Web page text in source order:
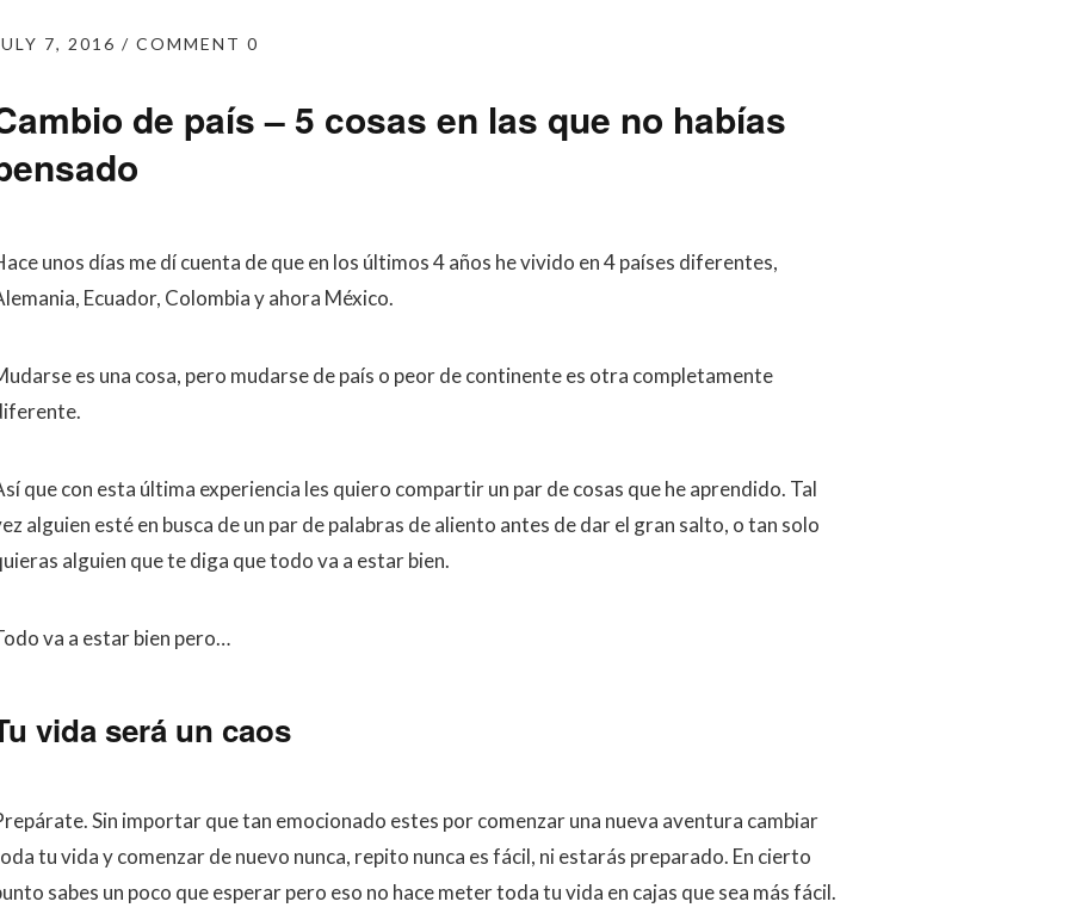
7, 2016 COMMENT 0
de país – 5 cosas en las que no habías
unos días me dí cuenta de que en los últimos 4 años he vivido en 4 países diferentes,
Ecuador, Colombia y ahora México.
es una cosa, pero mudarse de país o peor de continente es otra completamente
que con esta última experiencia les quiero compartir un par de cosas que he aprendido. Tal
alguien esté en busca de un par de palabras de aliento antes de dar el gran salto, o tan solo
alguien que te diga que todo va a estar bien.
va a estar bien pero…
vida será un caos
Sin importar que tan emocionado estes por comenzar una nueva aventura cambiar
tu vida y comenzar de nuevo nunca, repito nunca es fácil, ni estarás preparado. En cierto
sabes un poco que esperar pero eso no hace meter toda tu vida en cajas que sea más fácil.